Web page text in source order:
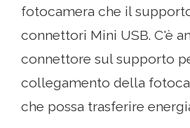
fotocamera che il
connettori Mini USB. C'è
connettore sul supporto
collegamento della
che possa trasferire